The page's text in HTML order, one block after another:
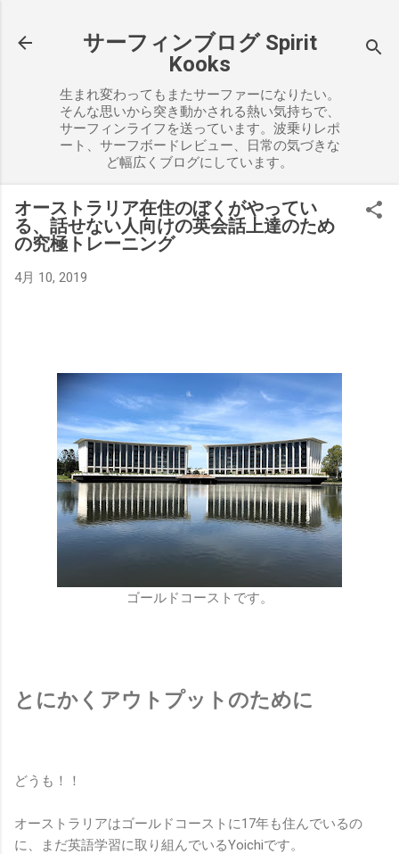
サーフィンブログ Spirit
Kooks
生まれ変わってもまたサーファーになりたい。
そんな思いから突き動かされる熱い気持ちで、
サーフィンライフを送っています。波乗りレポ
ート、サーフボードレビュー、日常の気づきな
ど幅広くブログにしています。
オーストラリア在住のぼくがやってい
る、話せない人向けの英会話上達のため
の究極トレーニング
4月 10, 2019
ゴールドコーストです。
とにかくアウトプットのために
どうも！！
オーストラリアはゴールドコーストに17年も住んでいるの
に、まだ英語学習に取り組んでいるYoichiです。